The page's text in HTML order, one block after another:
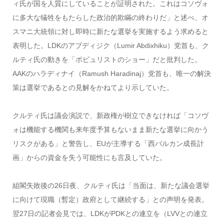
ィ氏が国を人質にしていることが証明された。これはコソヴォ
に多大な犠牲をもたらした政治的欺瞞の終わりだ」と述べ、オ
スマニ大統領に対し即時に新たな選挙を実施するよう求めると
表明した。LDKのアブディジク（Lumir Abdixhiku）党首も、ク
ルティ氏の動きを「ポピュリストのショー」だと批判した。
AAKのハラディナイ（Ramush Haradinaj）党首も、唯一の解決
策は選挙であるとの見解をかねてより示していた。
クルティ氏は議会演説で、新政権が樹立できなければ「コソヴ
ォは機能する機関も来年度予算もないまま新たな選挙に向かう
リスクがある」と警告し、EUが主導する「西バルカン成長計
画」からの資金を失う可能性にも言及していた。
組閣失敗後の26日夜、クルティ氏は「当面は、新たな議会選挙
に向けて現職（暫定）政府として継続する」との声明を発表。
翌27日の記者会見では、LDKがPDKとの連立を（LVVとの連立